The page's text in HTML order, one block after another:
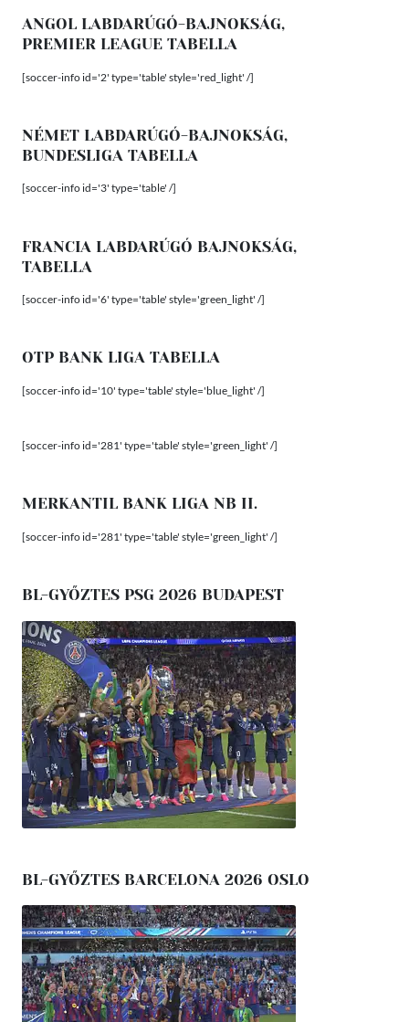
ANGOL LABDARÚGÓ-BAJNOKSÁG,
PREMIER LEAGUE TABELLA
[soccer-info id='2' type='table' style='red_light' /]
NÉMET LABDARÚGÓ-BAJNOKSÁG,
BUNDESLIGA TABELLA
[soccer-info id='3' type='table' /]
FRANCIA LABDARÚGÓ BAJNOKSÁG,
TABELLA
[soccer-info id='6' type='table' style='green_light' /]
OTP BANK LIGA TABELLA
[soccer-info id='10' type='table' style='blue_light' /]
[soccer-info id='281' type='table' style='green_light' /]
MERKANTIL BANK LIGA NB II.
[soccer-info id='281' type='table' style='green_light' /]
BL-GYŐZTES PSG 2026 BUDAPEST
BL-GYŐZTES BARCELONA 2026 OSLO